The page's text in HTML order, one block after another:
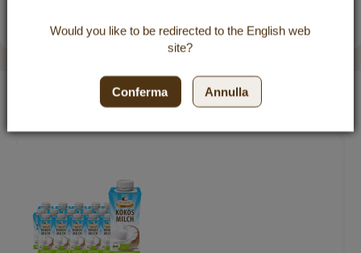
BEWERTUNGEN
Abbiamo trovato altri prodotti che ti potrebbero
Would you like to be redirected to the English web
site?
Conferma Annulla